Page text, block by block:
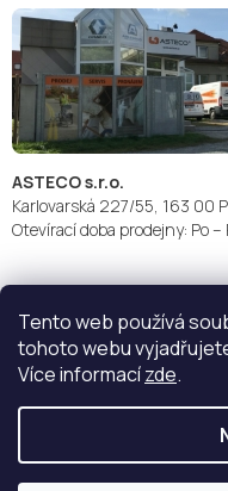
Tento web používá
tohoto webu
Více informacízde.
ASTECO s.r.o.
Karlovarská 227/55, 163 00
Otevírací doba prodejny: Po
Doprava:
práva